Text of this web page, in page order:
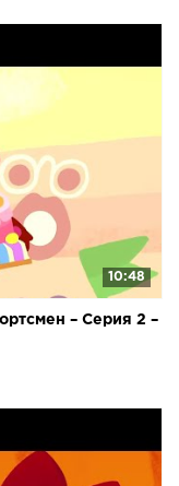
10:48
– Серия 2 –